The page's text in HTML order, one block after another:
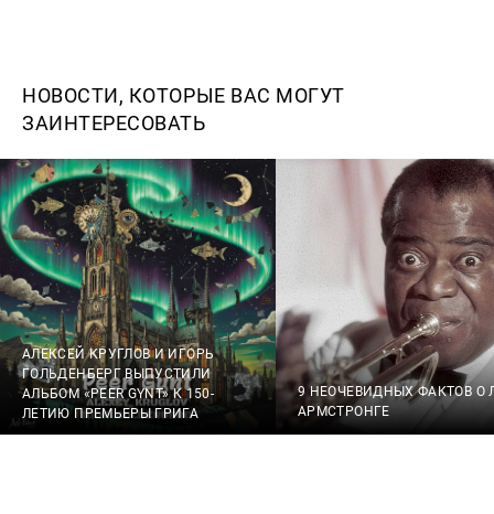
НОВОСТИ, КОТОРЫЕ ВАС МОГУТ
ЗАИНТЕРЕСОВАТЬ
АЛЕКСЕЙ КРУГЛОВ И ИГОРЬ
ГОЛЬДЕНБЕРГ ВЫПУСТИЛИ
АЛЬБОМ «PEER GYNT» К 150-
ЛЕТИЮ ПРЕМЬЕРЫ ГРИГА
9 НЕОЧЕВИДНЫХ ФАКТОВ О
АРМСТРОНГЕ